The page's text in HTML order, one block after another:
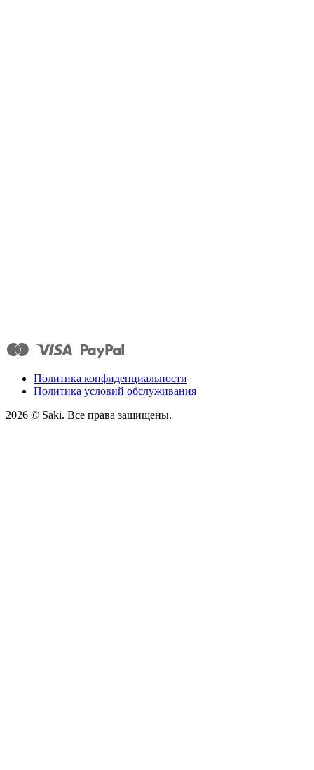
Политика конфиденциальности
Политика условий обслуживания
2026 © Saki. Все права защищены.